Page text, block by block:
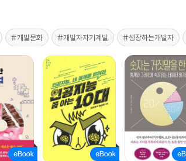
#개발문화 #개발자자기계발 #성장하는개발자